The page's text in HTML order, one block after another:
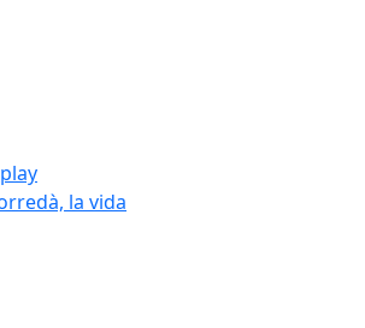
la vida real